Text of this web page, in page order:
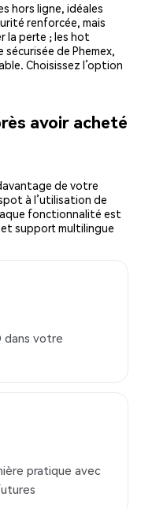
hors ligne, idéales
renforcée, mais
la perte ; les hot
de Phemex,
Choisissez l’option
avoir acheté
de votre
à l’utilisation de
fonctionnalité est
support multilingue
dans votre
pratique avec